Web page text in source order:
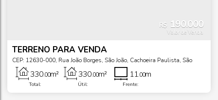
R$ 190.000
Valor de Venda
TERRENO PARA VENDA
CEP: 12630-000, Rua João Borges, São João, Cachoeira Paulista, São
Paulo
Total:
330.00m²
Útil:
330.00m²
Frente:
11.00m